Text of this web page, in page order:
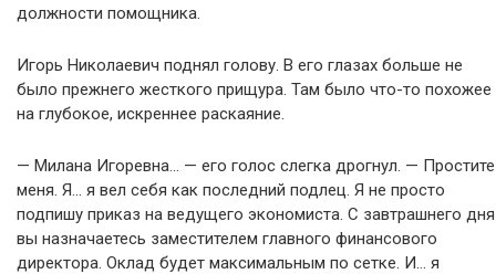
должности помощника.
Игорь Николаевич поднял голову. В его глазах больше не
было прежнего жесткого прищура. Там было что-то похожее
на глубокое, искреннее раскаяние.
— Милана Игоревна… — его голос слегка дрогнул. — Простите
меня. Я… я вел себя как последний подлец. Я не просто
подпишу приказ на ведущего экономиста. С завтрашнего дня
вы назначаетесь заместителем главного финансового
директора. Оклад будет максимальным по сетке. И… я